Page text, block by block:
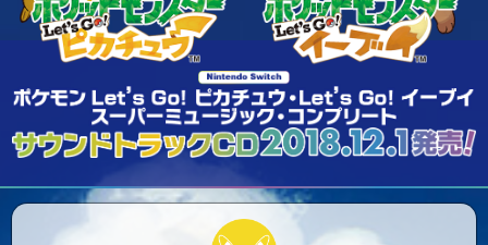
オーバーラップノベルスf
ロサージュノベルス